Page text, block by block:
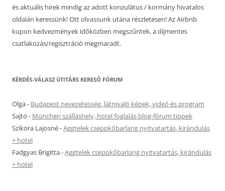
és aktuális hírek mindig az adott konzulátus / kormány hivatalos
oldalán keressünk! Ott olvassunk utána részletesen! Az Airbnb
kupon kedvezmények időközben megszűntek, a díjmentes
csatlakozás/regisztráció megmaradt.
KÉRDÉS-VÁLASZ ÚTITÁRS KERESŐ FÓRUM
Olga- Budapest nevezetesség, látnivaló képek, videó és program
Sajtó - München szálláshely, hotel foglalás blog-fórum tippek
Szikora Lajosné-Aggtelek cseppkőbarlang nyitvatartás, kirándulás
+ hotel
Fadgyas Brigitta-Aggtelek cseppkőbarlang nyitvatartás, kirándulás
+ hotel